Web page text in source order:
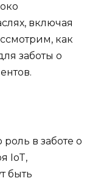
включая
как
заботы о
в заботе о
IoT,
быть